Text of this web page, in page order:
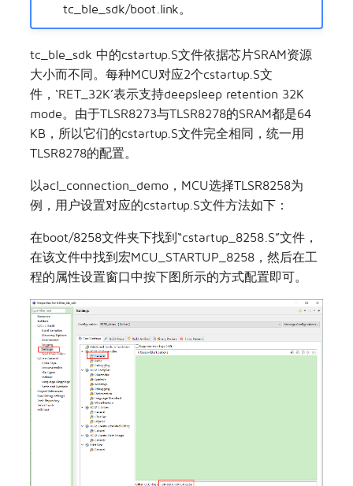
tc_ble_sdk/boot.link。
tc_ble_sdk 中的cstartup.S文件依据芯片SRAM资源
大小而不同。每种MCU对应2个cstartup.S文
件，‘RET_32K’表示支持deepsleep retention 32K
mode。由于TLSR8273与TLSR8278的SRAM都是64
KB，所以它们的cstartup.S文件完全相同，统一用
TLSR8278的配置。
以acl_connection_demo，MCU选择TLSR8258为
例，用户设置对应的cstartup.S文件方法如下：
在boot/8258文件夹下找到“cstartup_8258.S”文件，
在该文件中找到宏MCU_STARTUP_8258，然后在工
程的属性设置窗口中按下图所示的方式配置即可。